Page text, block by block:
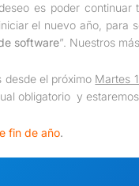
es poder continuar
el nuevo año, para
software”. Nuestros
desde el próximo Martes
obligatorio y
fin de año.